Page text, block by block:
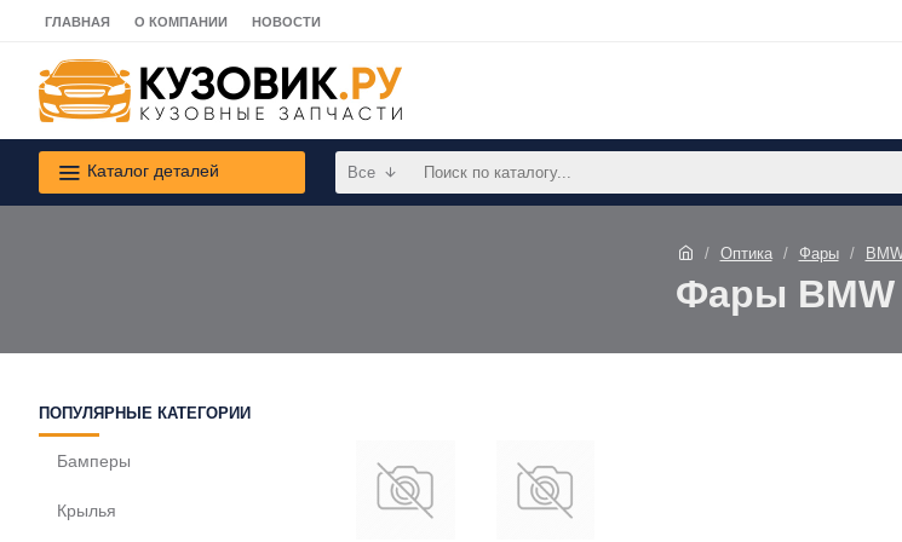
ГЛАВНАЯ О КОМПАНИИ НОВОСТИ
Каталог деталей Все
Оптика Фары
Фары BMW
ПОПУЛЯРНЫЕ КАТЕГОРИИ
Бамперы
Крылья